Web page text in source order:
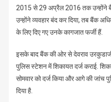
2015 से 29 अप्रैल 2016 तक उन्होंने
उन्होंने व्यवहार बंद कर दिया, तब बैंक
के लिए दिए गए उनके कागजात फर्जी हैं.
इसके बाद बैंक की ओर से देवराव
पुलिस स्टेशन में शिकायत दर्ज कराई.
सोमवार को दर्ज किया और आगे की जांच
दिया है.